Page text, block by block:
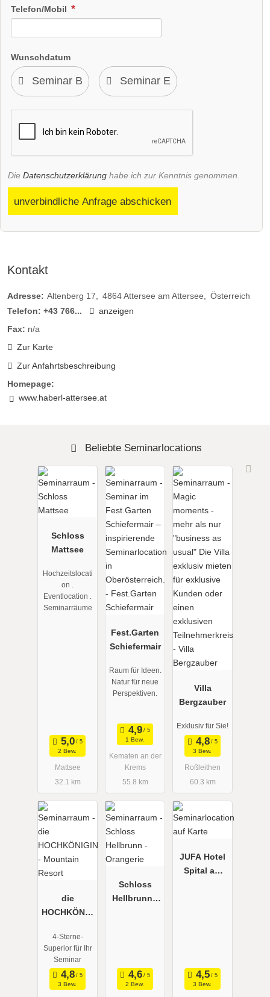
Telefon/Mobil
Wunschdatum
Die Datenschutzerklärung habe ich zur Kenntnis genommen.
unverbindliche Anfrage abschicken
Kontakt
Adresse: Altenberg 17 4864Attersee am Attersee
Österreich
Telefon: +43 766...
anzeigen
Fax: n/a
Zur Karte
Zur Anfahrtsbeschreibung
Homepage:
www.haberl-attersee.at
Beliebte Seminarlocations
Schloss
Mattsee
Hochzeitslocati
on .
Eventlocation .
Seminarräume
2 Bew.
Mattsee
32.1 km
Fest.Garten
Schiefermair
Raum für Ideen.
Natur für neue
Perspektiven.
1 Bew.
Kematen an der
Krems
55.8 km
Villa
Bergzauber
Exklusiv für Sie!
3 Bew.
Roßleithen
60.3 km
die
HOCHKÖNIG
Mountain
Resort
4-Sterne-
Superior für Ihr
Seminar
3 Bew.
Schloss
Hellbrunn -
2 Bew.
JUFA Hotel
Spital am
3 Bew.